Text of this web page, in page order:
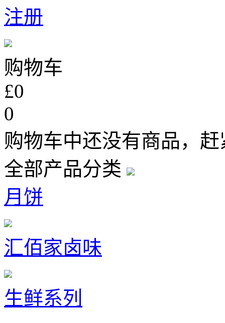
注册
购物车
£0
0
购物车中还没有商品，
全部产品分类
月饼
汇佰家卤味
生鲜系列